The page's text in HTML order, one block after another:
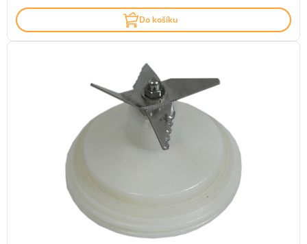
Do košíku